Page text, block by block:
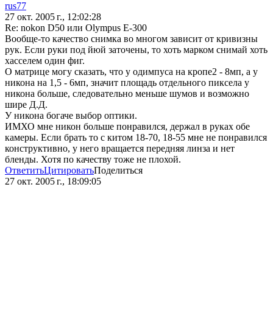
rus77
27 окт. 2005 г., 12:02:28
Re: nokon D50 или Olympus E-300
Вообще-то качество снимка во многом зависит от кривизны
рук. Если руки под йюй заточены, то хоть марком снимай хоть
хасселем один фиг.
О матрице могу сказать, что у одимпуса на кропе2 - 8мп, а у
никона на 1,5 - 6мп, значит площадь отдельного пиксела у
никона больше, следовательно меньше шумов и возможно
шире Д.Д.
У никона богаче выбор оптики.
ИМХО мне никон больше понравился, держал в руках обе
камеры. Если брать то с китом 18-70, 18-55 мне не понравился
конструктивно, у него вращается передняя линза и нет
бленды. Хотя по качеству тоже не плохой.
ОтветитьЦитироватьПоделиться
27 окт. 2005 г., 18:09:05